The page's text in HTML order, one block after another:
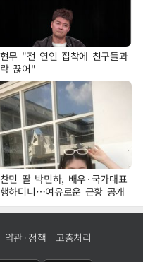
무 "전 연인 집착에 친구들과
끊어"
민 딸 박민하, 배우·국가대표
하더니…여유로운 근황 공개
약관·정책 고충처리